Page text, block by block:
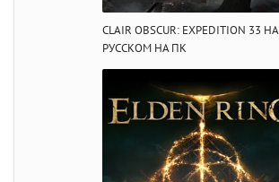
CLAIR OBSCUR: EXPEDITION 33 НА
РУССКОМ НА ПК